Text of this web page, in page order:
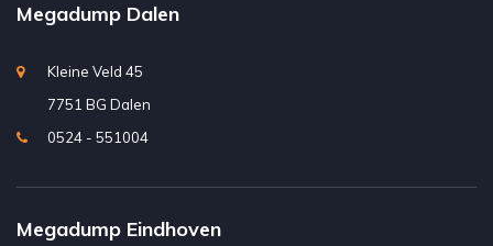
Megadump Dalen
Kleine Veld 45
7751 BG Dalen
0524 - 551004
Megadump Eindhoven